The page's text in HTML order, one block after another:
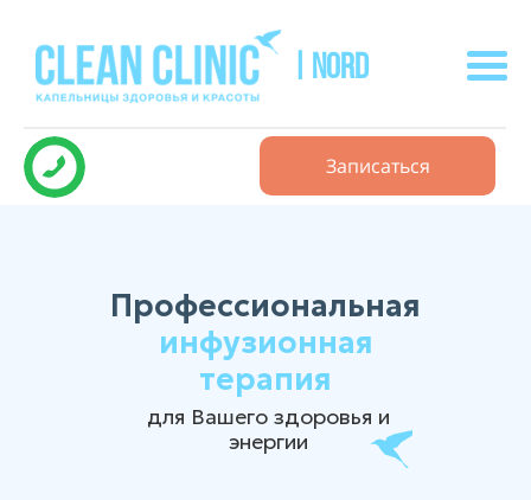
| NORD
Записаться
Профессиональная
инфузионная
терапия
для Вашего здоровья и
энергии